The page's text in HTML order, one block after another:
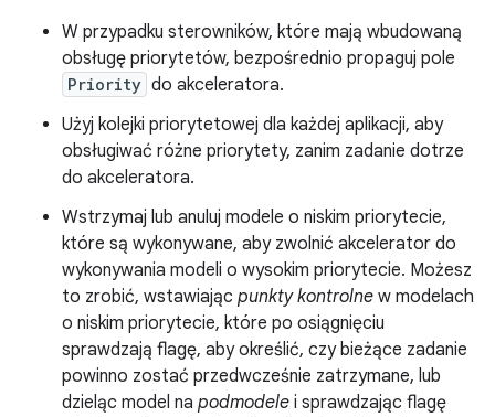
W przypadku sterowników, które mają wbudowaną
obsługę priorytetów, bezpośrednio propaguj pole
Priority do akceleratora.
Użyj kolejki priorytetowej dla każdej aplikacji, aby
obsługiwać różne priorytety, zanim zadanie dotrze
do akceleratora.
Wstrzymaj lub anuluj modele o niskim priorytecie,
które są wykonywane, aby zwolnić akcelerator do
wykonywania modeli o wysokim priorytecie. Możesz
to zrobić, wstawiając punkty kontrolne w modelach
o niskim priorytecie, które po osiągnięciu
sprawdzają flagę, aby określić, czy bieżące zadanie
powinno zostać przedwcześnie zatrzymane, lub
dzieląc model na podmodele i sprawdzając flagę